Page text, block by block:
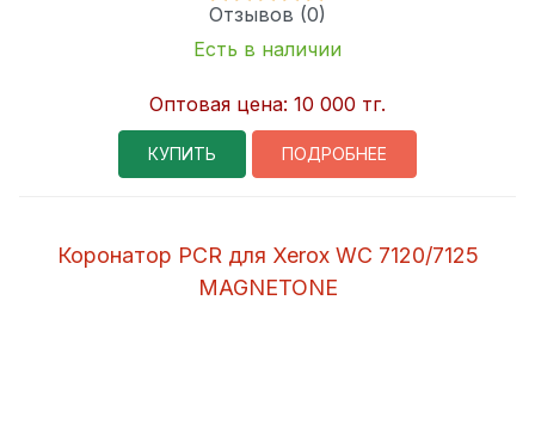
Отзывов (0)
Есть в наличии
Оптовая цена: 10 000 тг.
КУПИТЬ ПОДРОБНЕЕ
Коронатор PCR для Xerox WC 7120/7125
MAGNETONE